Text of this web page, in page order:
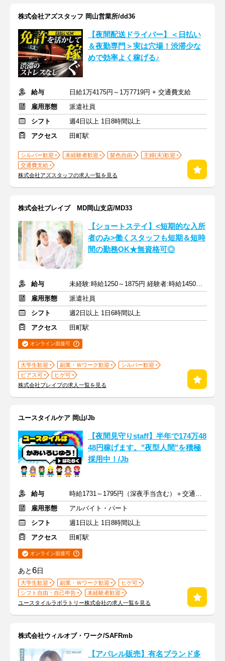
株式会社アズスタッフ 岡山営業所/dd36
【夜間配送ドライバー】＜日払い
＆夜勤専門＞実は穴場！渋滞少な
めで効率よく稼げる♪
給与
日給1万4175円～1万7719円 + 交通費支給
雇用形態
派遣社員
シフト
週4日以上 1日8時間以上
アクセス
田町駅
シルバー歓迎 未経験者歓迎 髪色自由
主婦(夫)歓迎
交通費支給
株式会社アズスタッフの求人一覧を見る
株式会社ブレイブ MD岡山支店/MD33
【ショートステイ】<短期的な入所
者のみ>働くスタッフも短期＆短時
間の勤務OK★無資格可◎
給与
未経験:時給1250～1875円 経験者:時給1450～2175円+交通費全額
雇用形態
派遣社員
シフト
週2日以上 1日6時間以上
アクセス
田町駅
オンライン面接可
大学生歓迎 副業・Ｗワーク歓迎
シルバー歓迎
ピアス可
ヒゲ可
株式会社ブレイブの求人一覧を見る
ユースタイルケア 岡山/Jb
【夜間見守りstaff】半年で174万48
48円稼げます。"夜型人間"を積極
採用中！/Jb
給与
時給1731～1795円（深夜手当含む）＋交通費支給
雇用形態
アルバイト・パート
シフト
週1日以上 1日8時間以上
アクセス
田町駅
オンライン面接可
あと6日
大学生歓迎 副業・Ｗワーク歓迎
ヒゲ可
シフト自由・自己申告
未経験者歓迎
ユースタイルラボラトリー株式会社の求人一覧を見る
株式会社ウィルオブ・ワーク/SAFRmb
【アパレル販売】有名ブランド多